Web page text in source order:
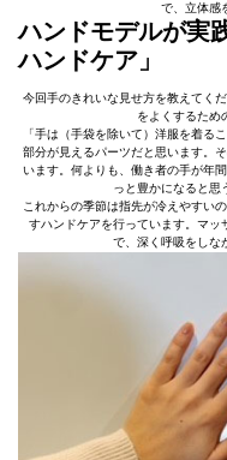
で、立体感
ハンドモデルが実
ハンドケア」
今回手のきれいな見せ方を教えてく
をよくするため
「手は（手袋を除いて）洋服を着る
部分が見えるパーツだと思います。
います。何よりも、働き者の手が年
っと豊かになると思
これからの季節は指先が冷えやすい
すハンドケアを行っています。マ
で、深く呼吸をしな